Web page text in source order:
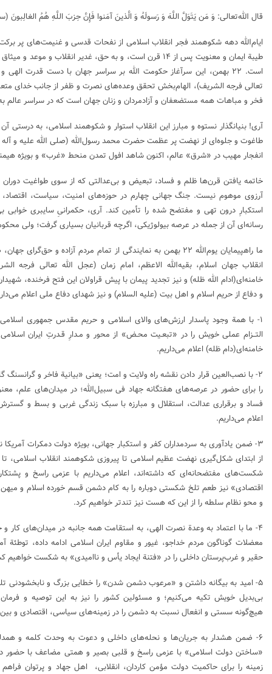
قال الله‌تعالی: وَ مَن یَتَوَلَّ اللَّهَ وَ رَسولَهُ وَ الَّذینَ آمَنوا فَإِنَّ حِزبَ اللَّهِ هُمُ الغالِبونَ
ایام‌الله دهه شکوهمند فجر انقلاب اسلامی از نفحات قدسی و غنیمت‌های پر
طیبة ایمان و معنویت پس از ۱۴ قرن است، و به حق، غدیر انقلاب
است. ۲۲ بهمن، این سرآغاز حکومت الله بر سراسر جهان با دست قدرت
تعالی فرجه الشریف)، الهام‌بخش تحقق وعده‌های نصرت و ظفر از جانب خدای
فخر و مباهات همه مستضعفان و آزادمردان و زنان جهان است که در سراسر
آری! بنیانگذار نستوه و مبارز این انقلاب استوار و شکوهمند اسلامی، به درستی
طاغوت و جلوه‌ای از نهضت پر عظمت حضرت محمد رسول‌الله (صلی الله علیه و
انفجار مهیب در «شرق» عالم، اکنون شاهد افول تمدن منحط «غرب» و بویژه
خاتمه یافتن قرن‌ها ظلم و فساد، تبعیض و بی‌عدالتی که از سوی طواغیت
آرزوی موهوم نیست. جنگ جهانی چهارم در حوزه‌های امنیت، سیاست،
استکبارِ درون تهی و مفتضح شده را تأمین کند. آری، حکمرانیِ سایبری
رسانه‌ای آن از جمله در عرصه بیولوژیکی، اگرچه قربانیان بسیاری گرفت؛ ولی
ما راهپیمایان یوم‌الله ۲۲ بهمن به نمایندگی از تمام مردم آزاده
انقلاب جهان اسلام، بقیه‌الله الاعظم، امام زمان (عجل الله تعالی فرجه
خامنه‌ای(ادام الله ظله) و نیز تجدید پیمان با پیش قراولان این فتح فرخنده،
و دفاع از حریم اسلام و اهل بیت (علیه السلام) و نیز شهدای دفاع ملی اعلام
۱- با همة وجود پاسدار ارزش‌های والای اسلامی و حریم مقدس جمهوری
التــزام عملی خویش را در «تبعـیت محـض» از محور و مـدارِ قـدرتِ ایران
خامنه‌ای(دام ظله) اعلام می‌داریم.
۲- با نصب‌العین قرار دادن نقشه راه ولایت و امت؛ یعنی «بیانیة فاخر و
را برای حضور در عرصه‌های هفتگانه جهاد فی سبیل‌الله؛ در میدان‌های علم،
فساد و برقراری عدالت، استقلال و مبارزه با سبک زندگی غربی و بسط و
اعلام می‌داریم.
۳- ضمن یادآوری به سردمداران کفر و استکبار جهانی، بویژه دولت دمکرات
از ابتدای شکل‌گیری نهضت عظیم اسلامی تا پیروزی شکوهمند انقلاب اسلامی،
شکست‌های مفتضحانه‌ای که داشته‌اند، اعلام می‌داریم با عزمی راسخ و
اقتصادی» نیز طعم تلخ شکستی دوباره را به کام دشمن قسم خورده اسلام و
و محو نظام سلطه را از این که هست نیز تندتر خواهیم کرد.
۴- ما با اعتماد به وعدة نصرت الهی، به استقامت همه جانبه در میدان‌های
معضلات گوناگون مردم خداجو، غیور و مقاوم ایران اسلامی ادامه داده، توطئة
حقیر و غرب‌پرستان داخلی را در «فتنة ایجاد یأس و ناامیدی» به شکست خواهیم
۵- امید به بیگانه داشتن و «مرعوب دشمن شدن» را خطایی بزرگ و نابخشودنی
بی‌بدیل خویش تکیه می‌کنیم؛ و مسئولین کشور را نیز به این توصیه و
هیچ‌گونه سستی و انفعال نسبت به دشمن را در زمینه‌های سیاسی، اقتصادی و
۶- ضمن هشدار به جریان‌ها و نحله‌های داخلی و دعوت به وحدت کلمه و
«ساختن دولت اسلامی» با عزمی راسخ و قلبی بصیر و همتی مضاعف با حضور
زمینه را برای حاکمیت دولت مؤمن کاردان، انقلابی، اهل جهاد و پرتوان